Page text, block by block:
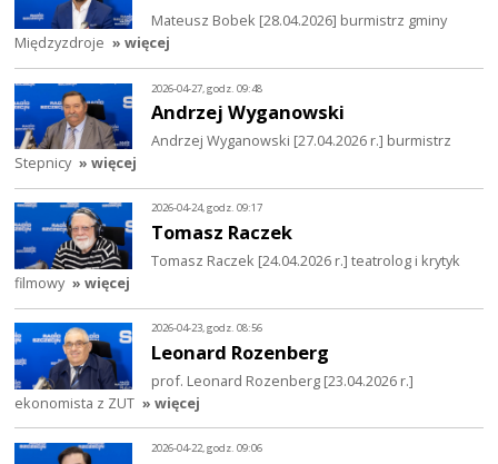
Mateusz Bobek [28.04.2026] burmistrz gminy
Międzyzdroje » więcej
2026-04-27, godz. 09:48
Andrzej Wyganowski
Andrzej Wyganowski [27.04.2026 r.] burmistrz
Stepnicy » więcej
2026-04-24, godz. 09:17
Tomasz Raczek
Tomasz Raczek [24.04.2026 r.] teatrolog i krytyk
filmowy » więcej
2026-04-23, godz. 08:56
Leonard Rozenberg
prof. Leonard Rozenberg [23.04.2026 r.]
ekonomista z ZUT » więcej
2026-04-22, godz. 09:06